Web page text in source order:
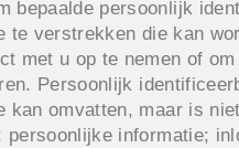
bepaalde persoonlijk
te verstrekken die kan
met u op te nemen of
Persoonlijk
kan omvatten, maar is
persoonlijke informatie;